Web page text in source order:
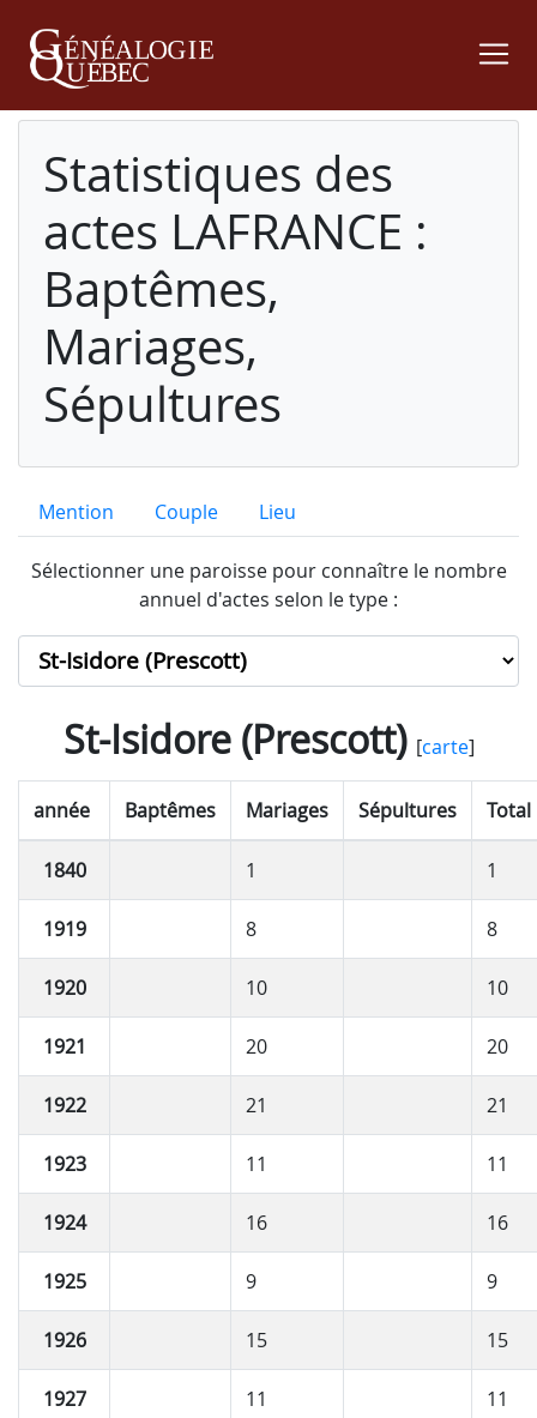
Statistiques des
actes LAFRANCE :
Baptêmes,
Mariages,
Sépultures
Mention Couple Lieu
Sélectionner une paroisse pour connaître le nombre
annuel d'actes selon le type :
St-Isidore (Prescott)[carte]
année Baptêmes Mariages Sépultures Total
1840 1 1
1919 8 8
1920 10 10
1921 20 20
1922 21 21
1923 11 11
1924 16 16
1925 9 9
1926 15 15
1927 11 11